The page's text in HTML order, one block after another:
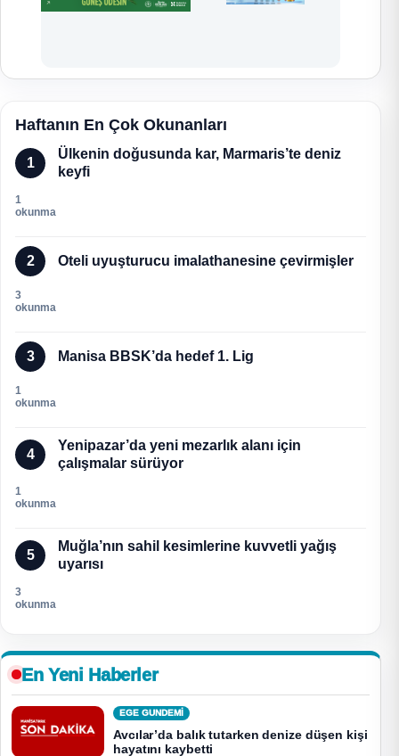
Haftanın En Çok Okunanları
1
Ülkenin doğusunda kar, Marmaris’te deniz
keyfi
1
okunma
2 Oteli uyuşturucu imalathanesine çevirmişler
3
okunma
3 Manisa BBSK’da hedef 1. Lig
1
okunma
4
Yenipazar’da yeni mezarlık alanı için
çalışmalar sürüyor
1
okunma
5
Muğla’nın sahil kesimlerine kuvvetli yağış
uyarısı
3
okunma
En Yeni Haberler
EGE GUNDEMİ
Avcılar’da balık tutarken denize düşen kişi
hayatını kaybetti